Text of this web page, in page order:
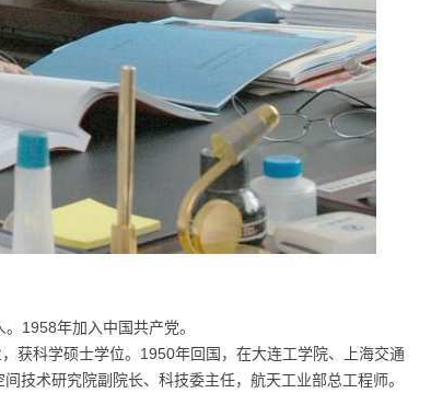
1958年加入中国共产党。
科学硕士学位。1950年回国，在大连工学院、上海交通
技术研究院副院长、科技委主任，航天工业部总工程师。